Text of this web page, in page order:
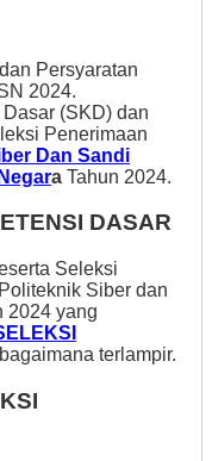
Persyaratan
2024.
(SKD) dan
Penerimaan
Dan Sandi
a Tahun 2024.
DASAR
Seleksi
Siber dan
2024 yang
terlampir.